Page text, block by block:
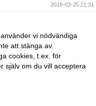
2018-03-25 21:31
2018-02-01 21:34
2018-01-14 22:21
2017-10-19 17:16
vi nödvändiga
att stänga av.
cookies, t.ex. för
själv om du vill acceptera